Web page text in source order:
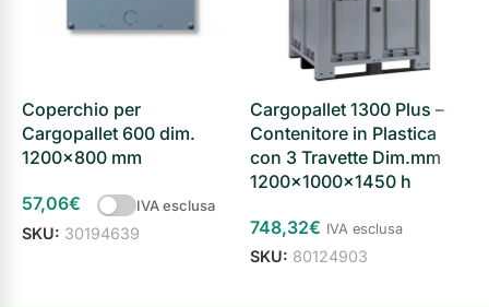
Coperchio per
Cargopallet 600 dim.
1200×800 mm
57,06€ IVA esclusa
SKU: 30194639
Cargopallet 1300 Plus –
Contenitore in Plastica
con 3 Travette Dim.mm
1200x1000x1450 h
748,32€ IVA esclusa
SKU: 80124903